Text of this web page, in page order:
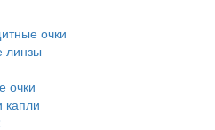
очки
линзы
очки
капли